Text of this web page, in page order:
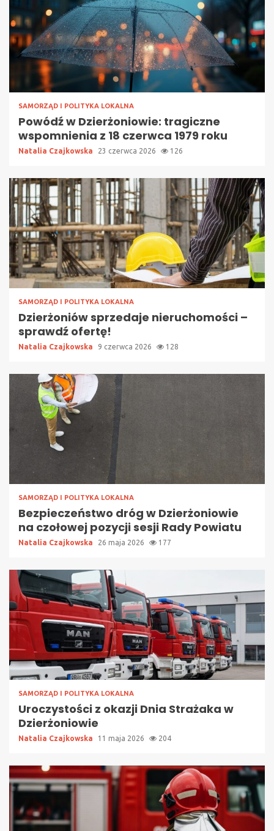
SAMORZĄD I POLITYKA LOKALNA
Powódź w Dzierżoniowie: tragiczne
wspomnienia z 18 czerwca 1979 roku
Natalia Czajkowska 23 czerwca 2026 126
SAMORZĄD I POLITYKA LOKALNA
Dzierżoniów sprzedaje nieruchomości –
sprawdź ofertę!
Natalia Czajkowska 9 czerwca 2026 128
SAMORZĄD I POLITYKA LOKALNA
Bezpieczeństwo dróg w Dzierżoniowie
na czołowej pozycji sesji Rady Powiatu
Natalia Czajkowska 26 maja 2026 177
SAMORZĄD I POLITYKA LOKALNA
Uroczystości z okazji Dnia Strażaka w
Dzierżoniowie
Natalia Czajkowska 11 maja 2026 204